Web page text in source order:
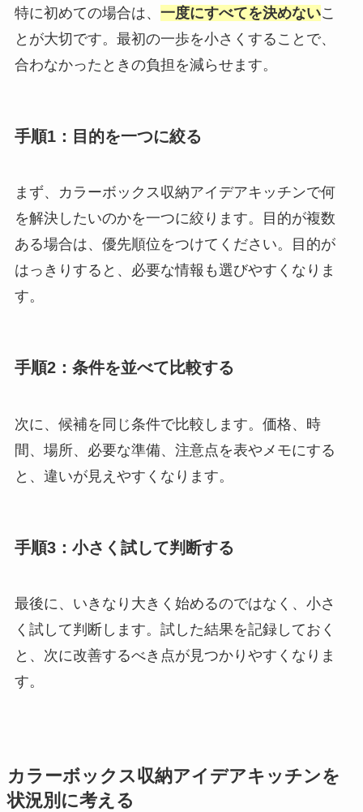
特に初めての場合は、 一度にすべてを決めないこ
とが大切です。最初の一歩を小さくすることで、
合わなかったときの負担を減らせます。
手順1：目的を一つに絞る
まず、カラーボックス収納アイデアキッチンで何
を解決したいのかを一つに絞ります。目的が複数
ある場合は、優先順位をつけてください。目的が
はっきりすると、必要な情報も選びやすくなりま
す。
手順2：条件を並べて比較する
次に、候補を同じ条件で比較します。価格、時
間、場所、必要な準備、注意点を表やメモにする
と、違いが見えやすくなります。
手順3：小さく試して判断する
最後に、いきなり大きく始めるのではなく、小さ
く試して判断します。試した結果を記録しておく
と、次に改善するべき点が見つかりやすくなりま
す。
カラーボックス収納アイデアキッチンを
状況別に考える